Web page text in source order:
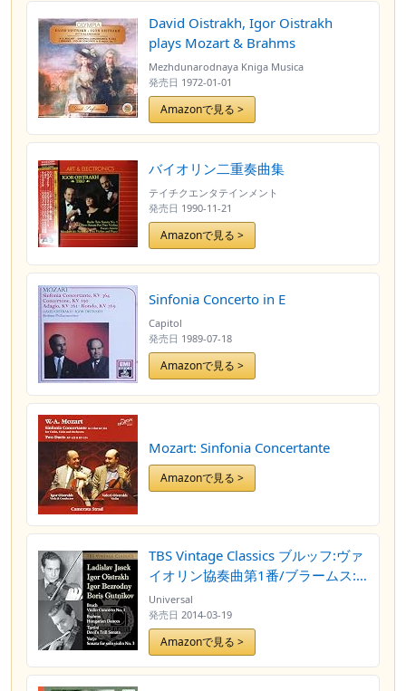
David Oistrakh, Igor Oistrakh
plays Mozart & Brahms
Mezhdunarodnaya Kniga Musica
発売日 1972-01-01
Amazonで見る >
バイオリン二重奏曲集
テイチクエンタテインメント
発売日 1990-11-21
Amazonで見る >
Sinfonia Concerto in E
Capitol
発売日 1989-07-18
Amazonで見る >
Mozart: Sinfonia Concertante
Amazonで見る >
TBS Vintage Classics ブルッフ:ヴァ
イオリン協奏曲第1番/ブラームス:
ハンガリー舞曲/タルティーニ
Universal
発売日 2014-03-19
Amazonで見る >